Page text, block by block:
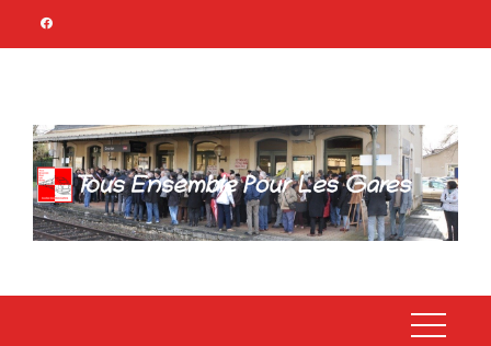
TOUS ENSEMBLE
POUR LES GARES
Association Citoyenne